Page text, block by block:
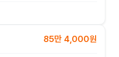
85만 4,000원